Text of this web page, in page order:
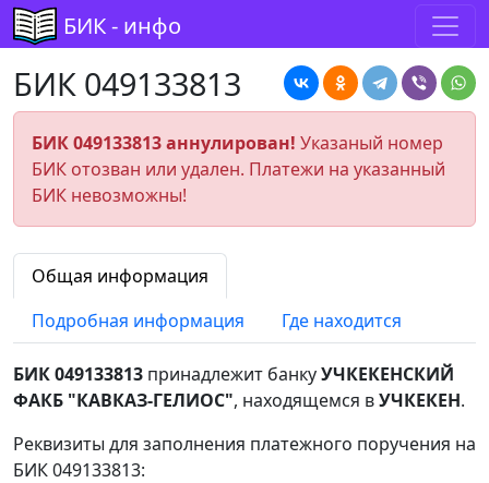
БИК - инфо
БИК 049133813
БИК 049133813 аннулирован! Указаный номер
БИК отозван или удален. Платежи на указанный
БИК невозможны!
Общая информация
Подробная информация
Где находится
БИК 049133813 принадлежит банкуУЧКЕКЕНСКИЙ
ФАКБ "КАВКАЗ-ГЕЛИОС", находящемся вУЧКЕКЕН.
Реквизиты для заполнения платежного поручения на
БИК 049133813: